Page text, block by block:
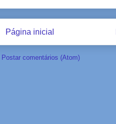
Página inicial
Postar comentários (Atom)